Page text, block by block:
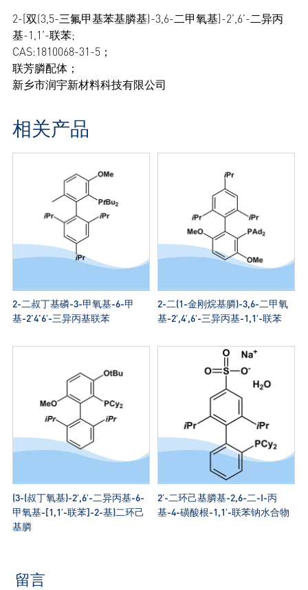
2-[双(3,5-三氟甲基苯基膦基)-3,6-二甲氧基]-2',6'-二异丙
基-1,1'-联苯;
CAS:1810068-31-5；
联芳膦配体；
新乡市润宇新材料科技有限公司
相关产品
2-二叔丁基磷-3-甲氧基-6-甲
基-2’4’6′-三异丙基联苯
2-二(1-金刚烷基膦)-3,6-二甲氧
基-2′,4′,6′-三异丙基-1,1′-联苯
(3-(叔丁氧基)-2′,6′-二异丙基-6-
甲氧基-[1,1′-联苯]-2-基)二环己
基膦
2′-二环己基膦基-2,6-二-I-丙
基-4-磺酸根-1,1′-联苯钠水合物
留言